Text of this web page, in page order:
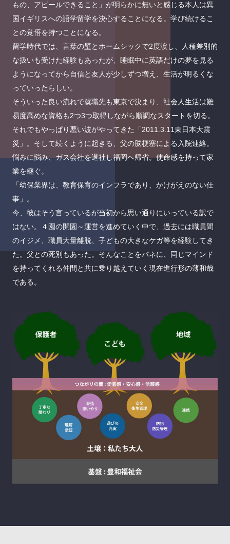
もの、アピールできること」が明らかに無いと感じる本人は異
国イギリスへの語学留学を決心することになる。学び続けるこ
との覚悟を持つことになる。
留学時代では、言葉の壁とホームシックで2度涙し、人種差別的
な扱いも受けた経験もあったが、睡眠中に英語だけの夢を見る
ようになってから自信と友人が少しずつ増え、生活が明るくな
っていったらしい。
そういった良い流れで就職先も東京で決まり、社会人生活は難
易度高めな資格も2つ3つ取得しながら順調なスタートを切る。
それでもやっぱり悪い波がやってきた「2011.3.11東日本大震
災」。そして続くように起きる、父の脳梗塞による入院連絡。
悩みに悩み、ガス会社を退社し福岡へ帰省。使命感を持って家
業を継ぐ。
「幼保業界は、教育保育のインフラであり、かけがえのない仕
事」。
今、彼はそう言っているが当初から思い通りにいっている訳で
はない。４園の開園～運営を進めていく中で、過去には職員間
のイジメ、職員大量離脱、子どもの大きなケガ等を経験してき
た。父との死別もあった。そんなことをバネに、同じマインド
を持ってくれる仲間と共に乗り越えていく現在進行形の薄和哉
である。